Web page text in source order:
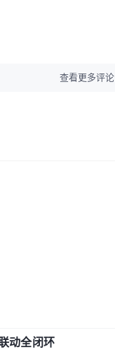
查看更多评论
动全闭环